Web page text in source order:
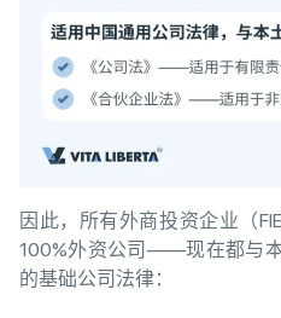
因此，所有外商投资企业（
100%外资公司——现在都与
的基础公司法律：